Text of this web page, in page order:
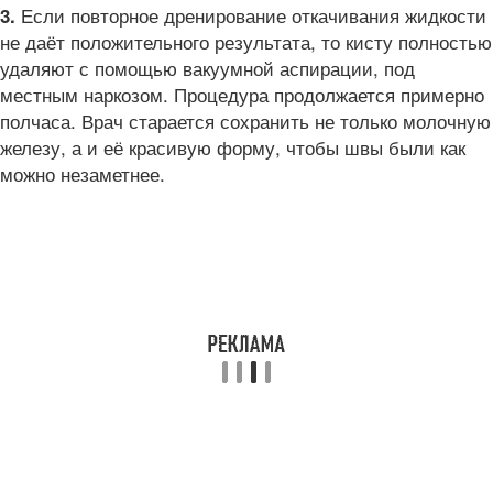
3. Если повторное дренирование откачивания жидкости
не даёт положительного результата, то кисту полностью
удаляют с помощью вакуумной аспирации, под
местным наркозом. Процедура продолжается примерно
полчаса. Врач старается сохранить не только молочную
железу, а и её красивую форму, чтобы швы были как
можно незаметнее.